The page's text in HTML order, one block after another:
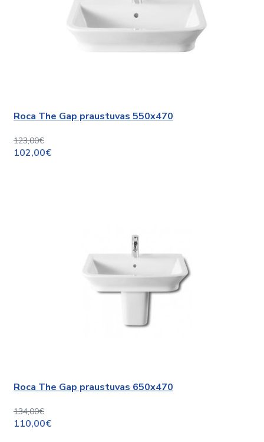
Roca The Gap praustuvas 550x470
123,00€
102,00€
Roca The Gap praustuvas 650x470
134,00€
110,00€